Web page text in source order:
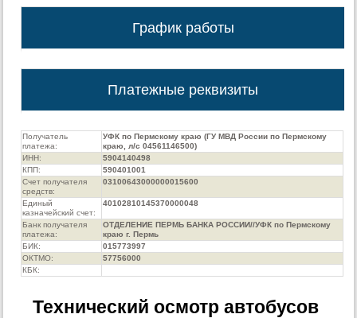
График работы
Платежные реквизиты
Получатель
платежа:
УФК по Пермскому краю (ГУ МВД России по Пермскому
краю, л/с 04561146500)
ИНН:
5904140498
КПП:
590401001
Счет получателя
средств:
03100643000000015600
Единый
казначейский счет:
40102810145370000048
Банк получателя
платежа:
ОТДЕЛЕНИЕ ПЕРМЬ БАНКА РОССИИ//УФК по Пермскому
краю г. Пермь
БИК:
015773997
ОКТМО:
57756000
КБК:
Технический осмотр автобусов